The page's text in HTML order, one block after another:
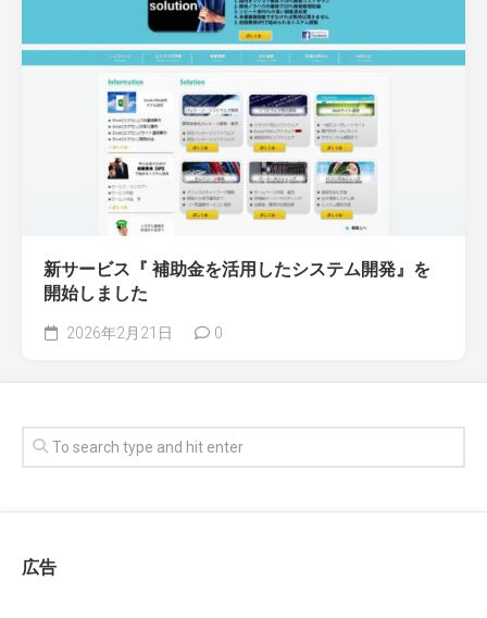
新サービス『 補助金を活用したシステム開発』を
開始しました
2026年2月21日 0
広告